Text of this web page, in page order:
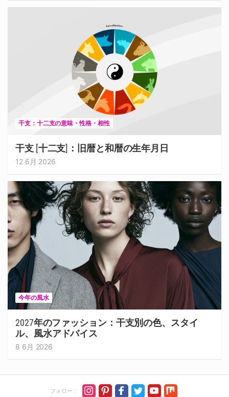
干支：十二支の意味・性格・相性
干支 [十二支]：旧暦と和暦の生年月日
12 6月 2026
今年の風水
2027年のファッション：干支別の色、スタイ
ル、風水アドバイス
8 6月 2026
フォロー :